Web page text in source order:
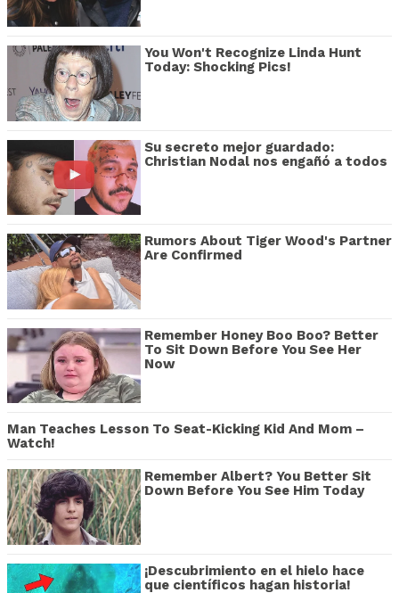
You Won't Recognize Linda Hunt
Today: Shocking Pics!
Su secreto mejor guardado:
Christian Nodal nos engañó a todos
Rumors About Tiger Wood's Partner
Are Confirmed
Remember Honey Boo Boo? Better
To Sit Down Before You See Her
Now
Man Teaches Lesson To Seat-Kicking Kid And Mom –
Watch!
Remember Albert? You Better Sit
Down Before You See Him Today
¡Descubrimiento en el hielo hace
que científicos hagan historia!